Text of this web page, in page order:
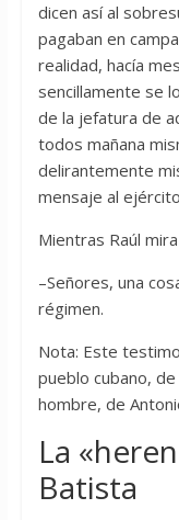
dicen así al
pagaban en
realidad, hacía
sencillamente se
de la jefatura de
todos mañana
delirantemente
mensaje al
Mientras Raúl
–Señores, una
régimen.
Nota: Este
pueblo cubano,
hombre, de
La
Batista